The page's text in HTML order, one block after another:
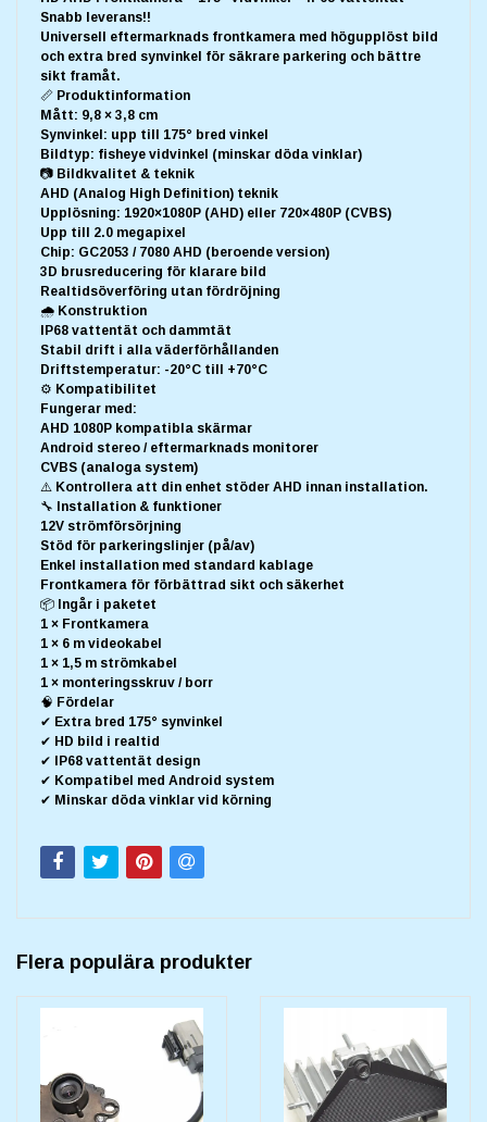
Snabb leverans!!
Universell eftermarknads frontkamera med högupplöst bild
och extra bred synvinkel för säkrare parkering och bättre
sikt framåt.
📏 Produktinformation
Mått: 9,8 × 3,8 cm
Synvinkel: upp till 175° bred vinkel
Bildtyp: fisheye vidvinkel (minskar döda vinklar)
📷 Bildkvalitet & teknik
AHD (Analog High Definition) teknik
Upplösning: 1920×1080P (AHD) eller 720×480P (CVBS)
Upp till 2.0 megapixel
Chip: GC2053 / 7080 AHD (beroende version)
3D brusreducering för klarare bild
Realtidsöverföring utan fördröjning
🌧️ Konstruktion
IP68 vattentät och dammtät
Stabil drift i alla väderförhållanden
Driftstemperatur: -20°C till +70°C
⚙️ Kompatibilitet
Fungerar med:
AHD 1080P kompatibla skärmar
Android stereo / eftermarknads monitorer
CVBS (analoga system)
⚠️ Kontrollera att din enhet stöder AHD innan installation.
🔧 Installation & funktioner
12V strömförsörjning
Stöd för parkeringslinjer (på/av)
Enkel installation med standard kablage
Frontkamera för förbättrad sikt och säkerhet
📦 Ingår i paketet
1 × Frontkamera
1 × 6 m videokabel
1 × 1,5 m strömkabel
1 × monteringsskruv / borr
🧠 Fördelar
✔ Extra bred 175° synvinkel
✔ HD bild i realtid
✔ IP68 vattentät design
✔ Kompatibel med Android system
✔ Minskar döda vinklar vid körning
Flera populära produkter